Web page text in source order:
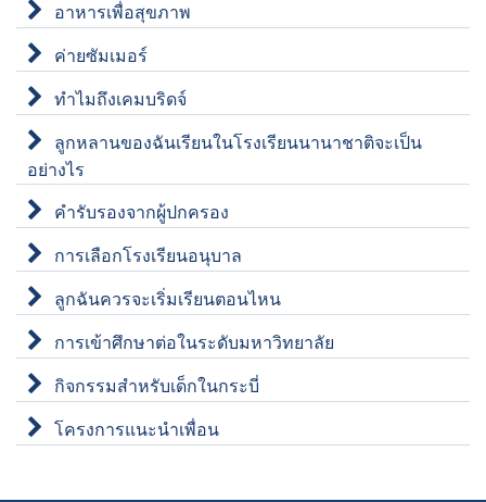
อาหารเพื่อสุขภาพ
ค่ายซัมเมอร์
ทำไมถึงเคมบริดจ์
ลูกหลานของฉันเรียนในโรงเรียนนานาชาติจะเป็น
อย่างไร
คำรับรองจากผู้ปกครอง
การเลือกโรงเรียนอนุบาล
ลูกฉันควรจะเริ่มเรียนตอนไหน
การเข้าศึกษาต่อในระดับมหาวิทยาลัย
กิจกรรมสำหรับเด็กในกระบี่
โครงการแนะนำเพื่อน